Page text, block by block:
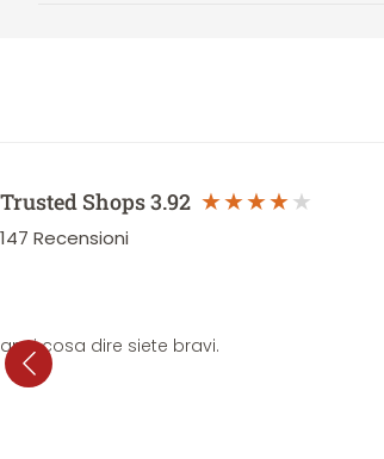
Trusted Shops3.92
147 Recensioni
cosa dire siete bravi.